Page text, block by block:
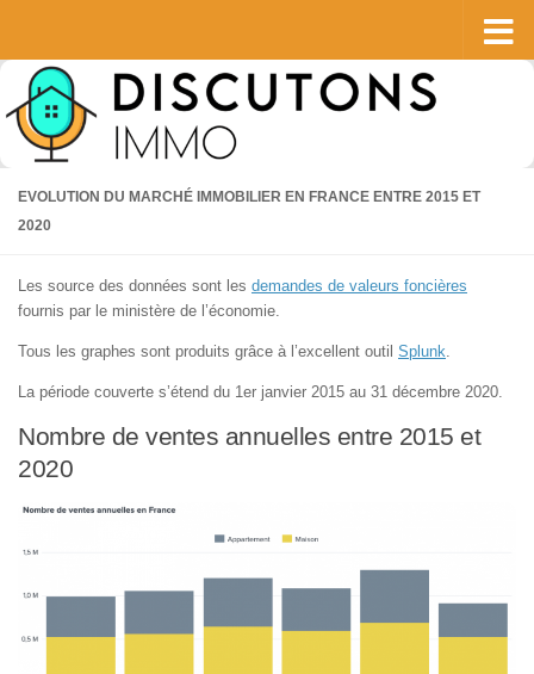
EVOLUTION DU MARCHÉ IMMOBILIER EN FRANCE ENTRE 2015 ET
2020
Les source des données sont les demandes de valeurs foncières
fournis par le ministère de l’économie.
Tous les graphes sont produits grâce à l’excellent outil Splunk.
La période couverte s’étend du 1er janvier 2015 au 31 décembre 2020.
Nombre de ventes annuelles entre 2015 et
2020